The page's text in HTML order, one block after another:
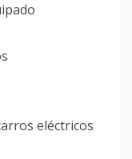
eléctricos